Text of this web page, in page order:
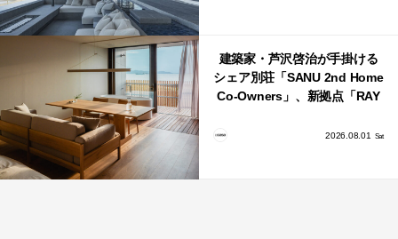
建築家・芦沢啓治が手掛ける
シェア別荘「SANU 2nd Home
Co-Owners」、新拠点「RAY
2026.08.01 Sat